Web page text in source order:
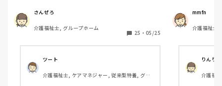
ことしないでしょ」「ここは自宅のように過
ごして貰うんだから」と言っていました。こ
の意見を皆さんはどう思われますか？
さんぜろ
介護福祉士, グループホーム
25 ・ 05/25
ツート
介護福祉士, ケアマネジャー, 従来型特養, グル
入れて部分清
けて9人皆さん
てます。今時
バイスよろし
mmfn
介護福祉士,
りんりん
介護福